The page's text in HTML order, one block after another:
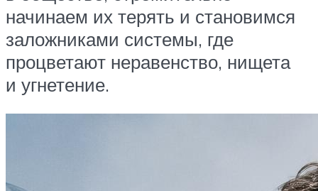
начинаем их терять и становимся
заложниками системы, где
процветают неравенство, нищета
и угнетение.